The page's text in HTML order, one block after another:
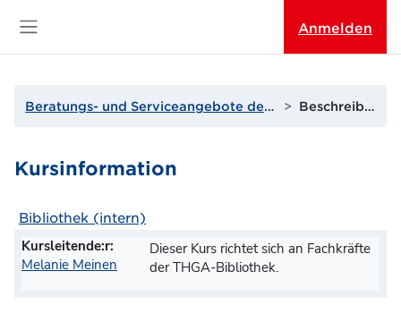
Anmelden
Beratungs- und Serviceangebote der THGA Beschreibung
Kursinformation
Bibliothek (intern)
Dieser Kurs richtet sich an Fachkräfte
der THGA-Bibliothek.
Kursleitende:r:
Melanie Meinen